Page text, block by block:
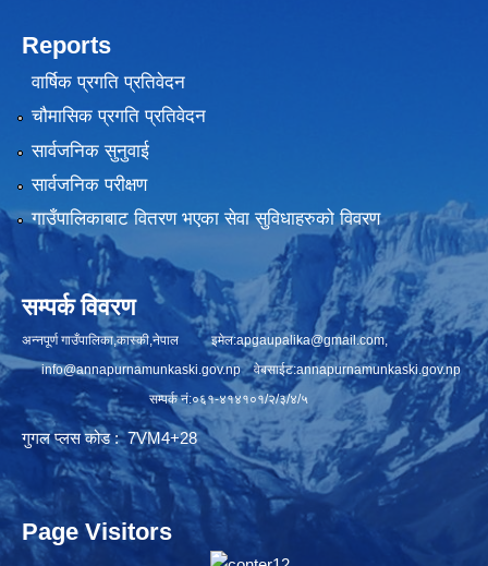
Reports
वार्षिक प्रगति प्रतिवेदन
चौमासिक प्रगति प्रतिवेदन
सार्वजनिक सुनुवाई
सार्वजनिक परीक्षण
गाउँपालिकाबाट वितरण भएका सेवा सुविधाहरुको विवरण
सम्पर्क विवरण
अन्नपूर्ण गाउँपालिका,कास्की,नेपाल इमेल:apgaupalika@gmail.com,
info@annapurnamunkaski.gov.npवेबसाईट:annapurnamunkaski.gov.np
सम्पर्क नं:०६१-४१४१०१/२/३/४/५
गुगल प्लस कोड : 7VM4+28
Page Visitors